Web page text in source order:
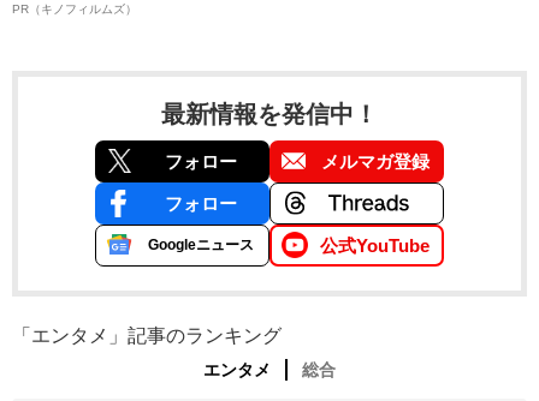
PR（キノフィルムズ）
最新情報を発信中！
フォロー メルマガ登録
フォロー
Googleニュース 公式YouTube
「エンタメ」記事のランキング
エンタメ 総合